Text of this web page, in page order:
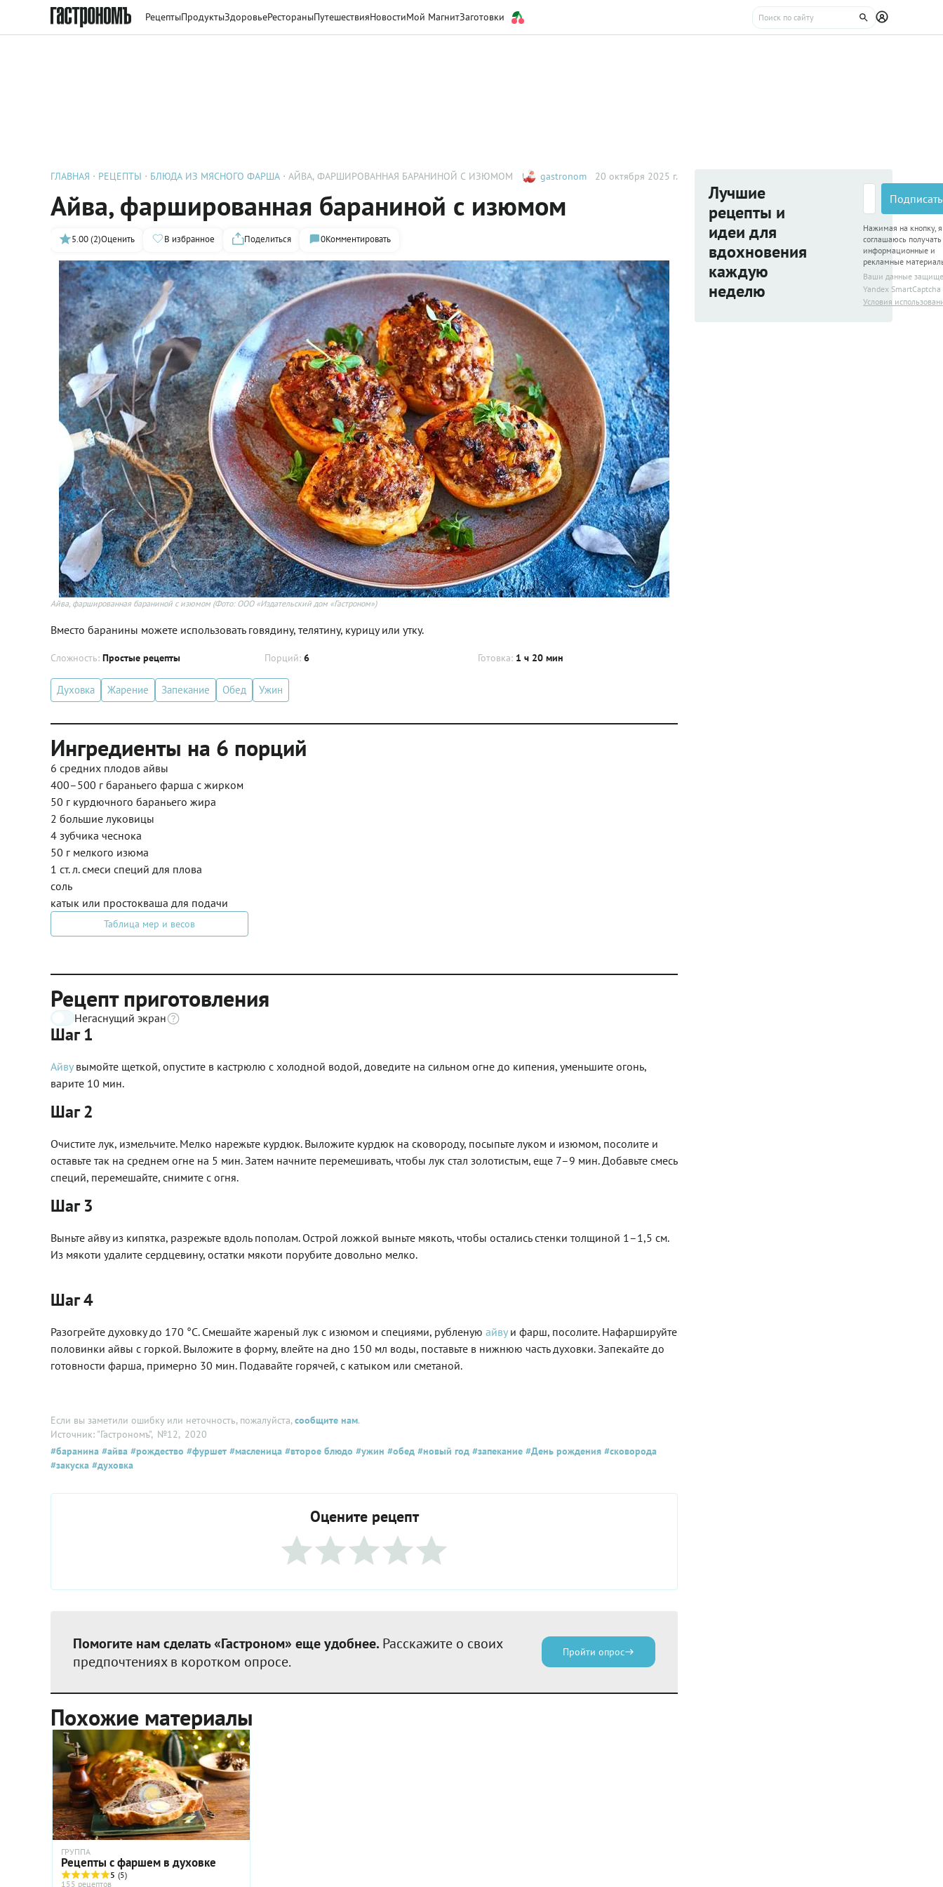
РецептыПродуктыЗдоровьеРестораныПутешествияНовостиМой МагнитЗаготовки
ГЛАВНАЯ РЕЦЕПТЫ БЛЮДА ИЗ МЯСНОГО ФАРША АЙВА, ФАРШИРОВАННАЯ БАРАНИНОЙ С ИЗЮМОМ gastronom 20 октября 2025 г.
Айва, фаршированная бараниной с изюмом
5.00 (2)Оценить В избранное Поделиться 0Комментировать
Айва, фаршированная бараниной с изюмом (Фото: ООО «Издательский дом «Гастроном»)
Вместо баранины можете использовать говядину, телятину, курицу или утку.
Сложность: Простые рецепты Порций: 6 Готовка: 1 ч 20 мин
Духовка Жарение Запекание Обед Ужин
Ингредиенты на 6 порций
6 средних плодов айвы
400–500 г бараньего фарша с жирком
50 г курдючного бараньего жира
2 большие луковицы
4 зубчика чеснока
50 г мелкого изюма
1 ст. л. смеси специй для плова
соль
катык или простокваша для подачи
Таблица мер и весов
Рецепт приготовления
Негаснущий экран
Шаг 1
Айвувымойте щеткой, опустите в кастрюлю с холодной водой, доведите на сильном огне до кипения, уменьшите огонь,
варите 10 мин.
Шаг 2
Очистите лук, измельчите. Мелко нарежьте курдюк. Выложите курдюк на сковороду, посыпьте луком и изюмом, посолите и
оставьте так на среднем огне на 5 мин. Затем начните перемешивать, чтобы лук стал золотистым, еще 7–9 мин. Добавьте смесь
специй, перемешайте, снимите с огня.
Шаг 3
Выньте айву из кипятка, разрежьте вдоль пополам. Острой ложкой выньте мякоть, чтобы остались стенки толщиной 1–1,5 см.
Из мякоти удалите сердцевину, остатки мякоти порубите довольно мелко.
Шаг 4
Разогрейте духовку до 170 °С. Смешайте жареный лук с изюмом и специями, рубленую айвуи фарш, посолите. Нафаршируйте
половинки айвы с горкой. Выложите в форму, влейте на дно 150 мл воды, поставьте в нижнюю часть духовки. Запекайте до
готовности фарша, примерно 30 мин. Подавайте горячей, с катыком или сметаной.
Если вы заметили ошибку или неточность, пожалуйста,сообщите нам.
Источник: "Гастрономъ", №12, 2020
#баранина #айва #рождество #фуршет #масленица #второе блюдо #ужин #обед #новый год #запекание #День рождения #сковорода
#закуска #духовка
Оцените рецепт
Помогите нам сделать «Гастроном» еще удобнее. Расскажите о своих
предпочтениях в коротком опросе.
Пройти опрос
Похожие материалы
ГРУППА
Рецепты с фаршем в духовке
5 (5)
155 рецептов
Лучшие
рецепты и
идеи для
вдохновения
каждую
неделю
Нажимая на кнопку, я
соглашаюсь получать
информационные и
рекламные
Ваши данные
Yandex SmartCaptcha
Условия